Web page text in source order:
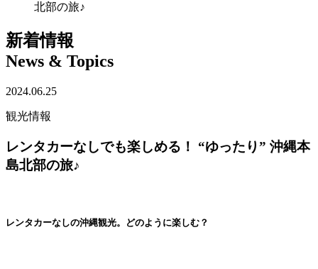
北部の旅♪
新着情報
News & Topics
2024.06.25
観光情報
レンタカーなしでも楽しめる！ “ゆったり” 沖縄本
島北部の旅♪
レンタカーなしの沖縄観光。どのように楽しむ？